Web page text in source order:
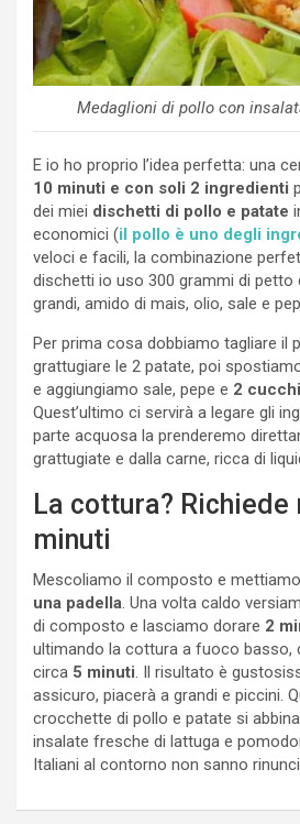
Medaglioni di pollo con
E io ho proprio l’idea perfetta: una
10 minuti e con soli 2 ingredienti
dei miei dischetti di pollo e patate
economici (il pollo è uno degli
veloci e facili, la combinazione
dischetti io uso 300 grammi di petto
grandi, amido di mais, olio, sale e
Per prima cosa dobbiamo tagliare il
grattugiare le 2 patate, poi
e aggiungiamo sale, pepe e 2
Quest’ultimo ci servirà a legare gli
parte acquosa la prenderemo
grattugiate e dalla carne, ricca di
La cottura? Richiede
minuti
Mescoliamo il composto e mettiamo
una padella. Una volta caldo
di composto e lasciamo dorare 2
ultimando la cottura a fuoco basso,
circa 5 minuti. Il risultato è
assicuro, piacerà a grandi e piccini.
crocchette di pollo e patate si
insalate fresche di lattuga e
Italiani al contorno non sanno